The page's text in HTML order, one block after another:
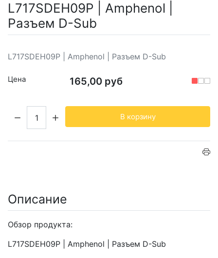
L717SDEH09P | Amphenol |
Разъем D-Sub
L717SDEH09P | Amphenol | Разъем D-Sub
Цена 165,00 руб
В корзину
Описание
Обзор продукта:
L717SDEH09P | Amphenol | Разъем D-Sub